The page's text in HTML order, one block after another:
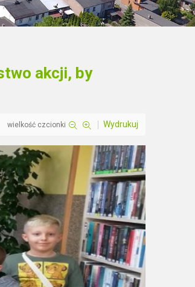
akcji, by
wielkość czcionki Wydrukuj